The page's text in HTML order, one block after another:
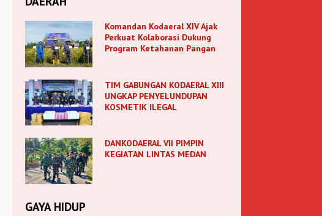
Komandan Kodaeral XIV Ajak
Perkuat Kolaborasi Dukung
Program Ketahanan Pangan
TIM GABUNGAN KODAERAL XIII
UNGKAP PENYELUNDUPAN
KOSMETIK ILEGAL
DANKODAERAL VII PIMPIN
KEGIATAN LINTAS MEDAN
GAYA HIDUP